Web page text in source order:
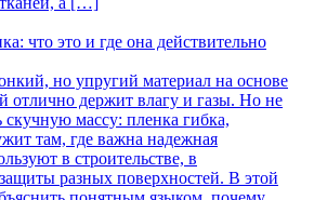
что это и где она действительно
но упругий материал на основе
отлично держит влагу и газы. Но не
скучную массу: пленка гибка,
там, где важна надежная
в строительстве, в
разных поверхностей. В этой